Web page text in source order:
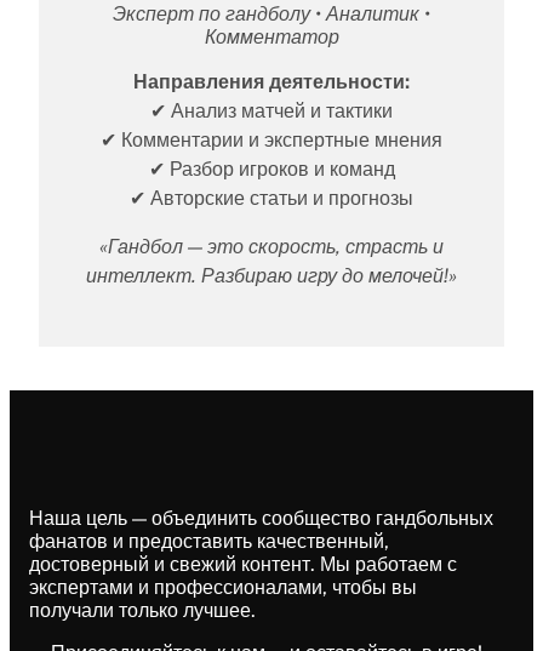
Эксперт по гандболу • Аналитик •
Комментатор
Направления деятельности:
✔ Анализ матчей и тактики
✔ Комментарии и экспертные мнения
✔ Разбор игроков и команд
✔ Авторские статьи и прогнозы
«Гандбол — это скорость, страсть и
интеллект. Разбираю игру до мелочей!»
Наша цель — объединить сообщество гандбольных
фанатов и предоставить качественный,
достоверный и свежий контент. Мы работаем с
экспертами и профессионалами, чтобы вы
получали только лучшее.